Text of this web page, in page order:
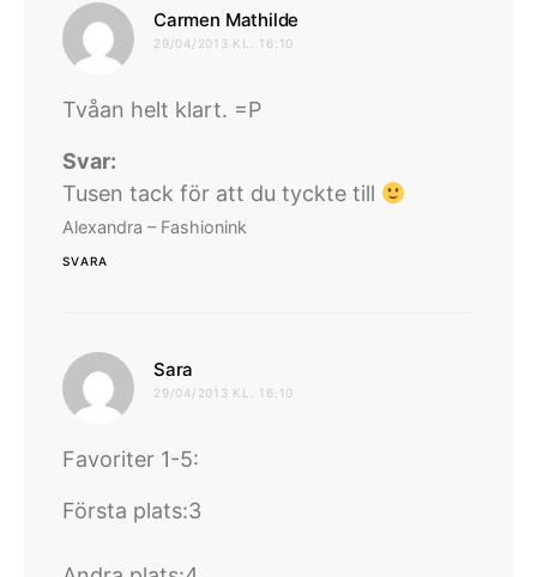
Carmen Mathilde
29/04/2013 KL. 16:10
Tvåan helt klart. =P
Svar:
Tusen tack för att du tyckte till
Alexandra – Fashionink
SVARA
Sara
29/04/2013 KL. 16:10
Favoriter 1-5:
Första plats:3